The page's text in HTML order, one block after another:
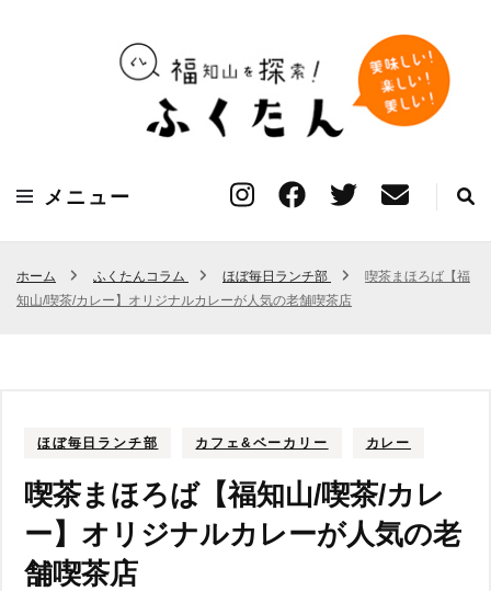
ふくたん【福知山探
索Webマガジン】
メニュー
ホーム ふくたんコラム ほぼ毎日ランチ部
喫茶まほろば【福
知山/喫茶/カレー】オリジナルカレーが人気の老舗喫茶店
ほぼ毎日ランチ部 カフェ&ベーカリー カレー
喫茶まほろば【福知山/喫茶/カレ
ー】オリジナルカレーが人気の老
舗喫茶店